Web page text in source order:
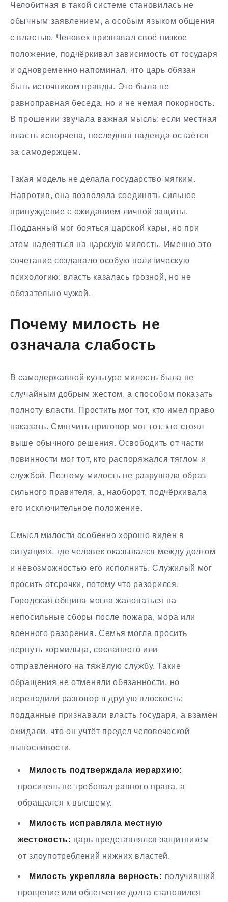
Челобитная в такой системе становилась не
обычным заявлением, а особым языком общения
с властью. Человек признавал своё низкое
положение, подчёркивал зависимость от государя
и одновременно напоминал, что царь обязан
быть источником правды. Это была не
равноправная беседа, но и не немая покорность.
В прошении звучала важная мысль: если местная
власть испорчена, последняя надежда остаётся
за самодержцем.
Такая модель не делала государство мягким.
Напротив, она позволяла соединять сильное
принуждение с ожиданием личной защиты.
Подданный мог бояться царской кары, но при
этом надеяться на царскую милость. Именно это
сочетание создавало особую политическую
психологию: власть казалась грозной, но не
обязательно чужой.
Почему милость не
означала слабость
В самодержавной культуре милость была не
случайным добрым жестом, а способом показать
полноту власти. Простить мог тот, кто имел право
наказать. Смягчить приговор мог тот, кто стоял
выше обычного решения. Освободить от части
повинности мог тот, кто распоряжался тяглом и
службой. Поэтому милость не разрушала образ
сильного правителя, а, наоборот, подчёркивала
его исключительное положение.
Смысл милости особенно хорошо виден в
ситуациях, где человек оказывался между долгом
и невозможностью его исполнить. Служилый мог
просить отсрочки, потому что разорился.
Городская община могла жаловаться на
непосильные сборы после пожара, мора или
военного разорения. Семья могла просить
вернуть кормильца, сосланного или
отправленного на тяжёлую службу. Такие
обращения не отменяли обязанности, но
переводили разговор в другую плоскость:
подданные признавали власть государя, а взамен
ожидали, что он учтёт предел человеческой
выносливости.
Милость подтверждала иерархию:
проситель не требовал равного права, а
обращался к высшему.
Милость исправляла местную
жестокость: царь представлялся защитником
от злоупотреблений нижних властей.
Милость укрепляла верность: получивший
прощение или облегчение долга становился